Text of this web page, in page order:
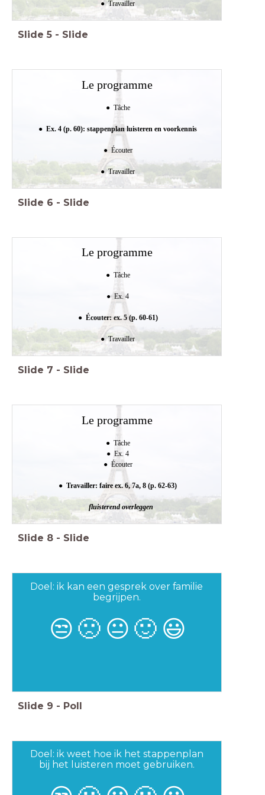
Travailler
Slide 5 - Slide
Le programme
Tâche
Ex. 4 (p. 60): stappenplan luisteren en voorkennis
Écouter
Travailler
Slide 6 - Slide
Le programme
Tâche
Ex. 4
Écouter: ex. 5 (p. 60-61)
Travailler
Slide 7 - Slide
Le programme
Tâche
Ex. 4
Écouter
Travailler: faire ex. 6, 7a, 8 (p. 62-63)
fluisterend overleggen
Slide 8 - Slide
Doel: ik kan een gesprek over familie
begrijpen.
😒 🙁 😐 🙂 😃
Slide 9 - Poll
Doel: ik weet hoe ik het stappenplan
bij het luisteren moet gebruiken.